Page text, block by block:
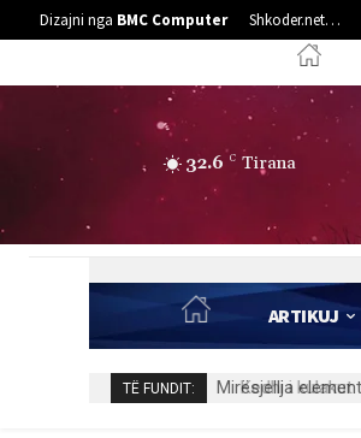
Dizajni nga BMC Computer Shkoder.net…
32.6 C Tirana
ARTIKUJ
TË FUNDIT: Kedhi i kulakut